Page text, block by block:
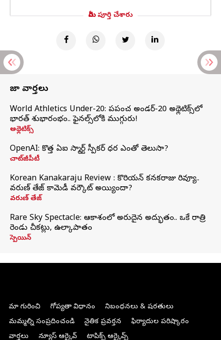
మీరు పూర్తి చేశారు
తాజా వార్తలు
World Athletics Under-20: ప్రపంచ అండర్-20 అథ్లెటిక్స్‌లో
భారత్‌ శుభారంభం.. ఫైనల్స్‌లోకి ముగ్గురు!
అథ్లెటిక్స్
OpenAI: కొత్త ఏఐ స్మార్ట్ స్పీకర్ ధర ఎంతో తెలుసా?
చాట్‌జీపీటీ
Korean Kanakaraju Review : కొరియన్ కనకరాజు రివ్యూ..
వరుణ్ తేజ్ కామెడీ వర్కౌట్ అయ్యిందా?
వరుణ్ తేజ్
Rare Sky Spectacle: ఆకాశంలో అరుదైన అద్భుతం.. ఒకే రాత్రి
రెండు చీకట్లు, ఉల్కాపాతం
స్పెయిన్
మా గురించి గోప్యతా విధానం
నిబంధనలు & షరతులు
మమ్మల్ని సంప్రదించండి
నైతిక ప్రవర్తన
ఫిర్యాదుల పరిష్కారం
వార్తలు
న్యూస్ ఆర్కైవ్ టాపిక్స్ ఆర్కైవ్స్